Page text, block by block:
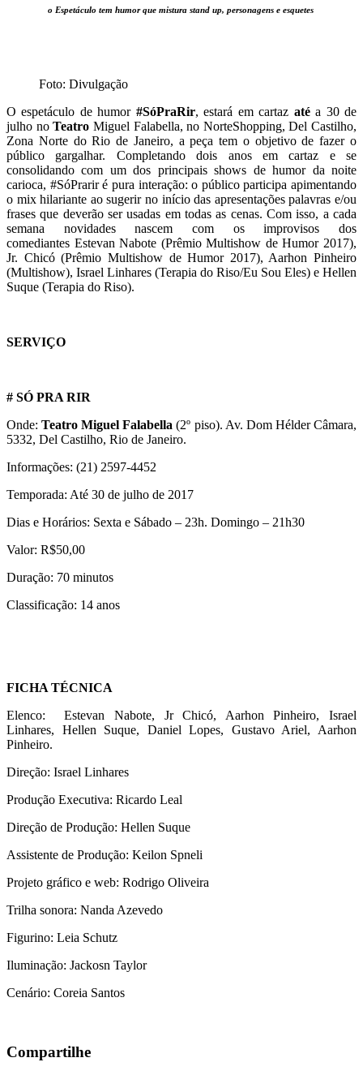
o Espetáculo tem humor que mistura stand up, personagens e esquetes
Foto: Divulgação
O espetáculo de humor #SóPraRir, estará em cartaz atéa 30 de
julho noTeatro Miguel Falabella, no NorteShopping, Del Castilho,
Zona Norte do Rio de Janeiro, a peça tem o objetivo de fazer o
público gargalhar. Completando dois anos em cartaz e se
consolidando com um dos principais shows de humor da noite
carioca, #SóPrarir é pura interação: o público participa apimentando
o mix hilariante ao sugerir no início das apresentações palavras e/ou
frases que deverão ser usadas em todas as cenas. Com isso, a cada
semana novidades nascem com os improvisos dos
comediantes Estevan Nabote (Prêmio Multishow de Humor 2017),
Jr. Chicó (Prêmio Multishow de Humor 2017), Aarhon Pinheiro
(Multishow), Israel Linhares (Terapia do Riso/Eu Sou Eles) e Hellen
Suque (Terapia do Riso).
SERVIÇO
# SÓ PRA RIR
Onde:Teatro Miguel Falabella (2º piso). Av. Dom Hélder Câmara,
5332, Del Castilho, Rio de Janeiro.
Informações: (21) 2597-4452
Temporada: Até 30 de julho de 2017
Dias e Horários: Sexta e Sábado – 23h. Domingo – 21h30
Valor: R$50,00
Duração: 70 minutos
Classificação: 14 anos
FICHA TÉCNICA
Elenco: Estevan Nabote, Jr Chicó, Aarhon Pinheiro, Israel
Linhares, Hellen Suque, Daniel Lopes, Gustavo Ariel, Aarhon
Pinheiro.
Direção: Israel Linhares
Produção Executiva: Ricardo Leal
Direção de Produção: Hellen Suque
Assistente de Produção: Keilon Spneli
Projeto gráfico e web: Rodrigo Oliveira
Trilha sonora: Nanda Azevedo
Figurino: Leia Schutz
Iluminação: Jackosn Taylor
Cenário: Coreia Santos
Compartilhe